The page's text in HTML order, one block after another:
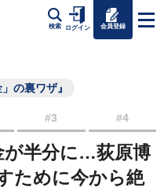
検索 ログイン 会員登録
の裏ワザ』
#3 #4
が半分に…荻原博
ために今から絶